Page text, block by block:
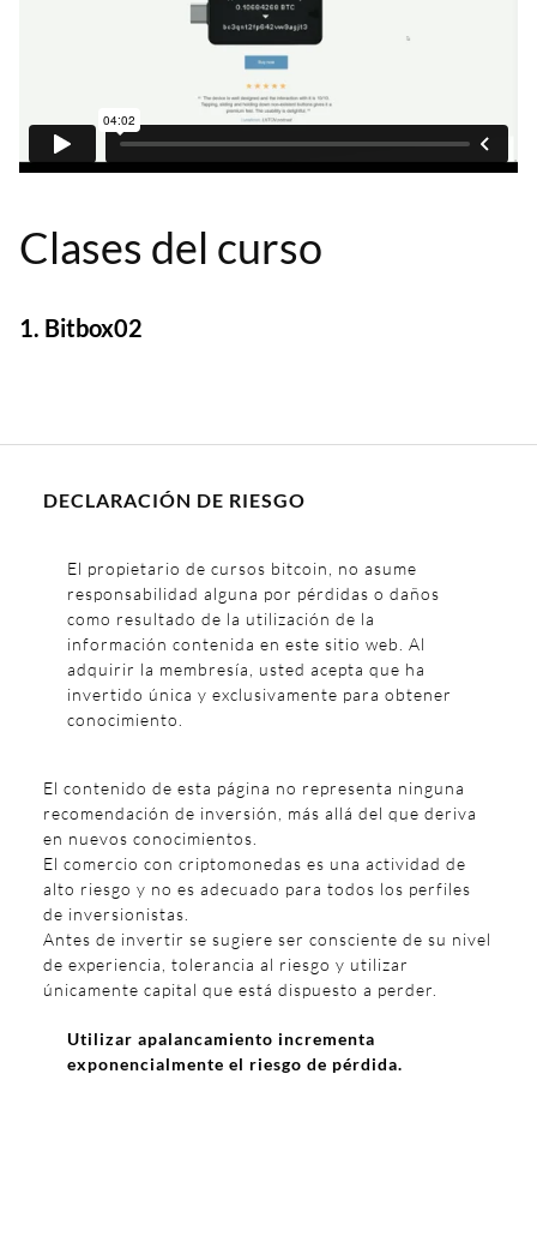
Clases del curso
1. Bitbox02
DECLARACIÓN DE RIESGO
El propietario de cursos bitcoin, no asume
responsabilidad alguna por pérdidas o daños
como resultado de la utilización de la
información contenida en este sitio web. Al
adquirir la membresía, usted acepta que ha
invertido única y exclusivamente para obtener
conocimiento.
El contenido de esta página no representa ninguna
recomendación de inversión, más allá del que deriva
en nuevos conocimientos.
El comercio con criptomonedas es una actividad de
alto riesgo y no es adecuado para todos los perfiles
de inversionistas.
Antes de invertir se sugiere ser consciente de su nivel
de experiencia, tolerancia al riesgo y utilizar
únicamente capital que está dispuesto a perder.
Utilizar apalancamiento incrementa
exponencialmente el riesgo de pérdida.